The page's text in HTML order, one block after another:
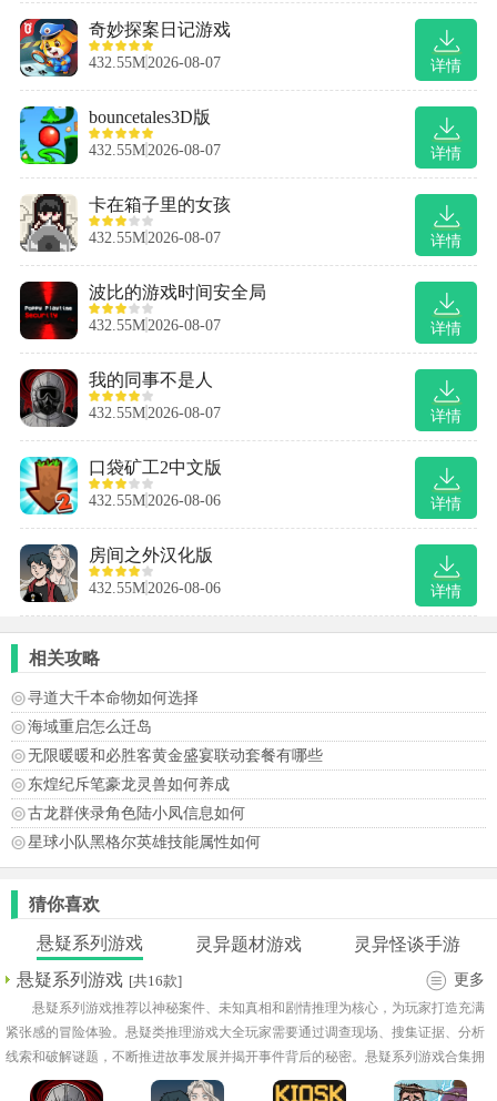
详情
奇妙探案日记游戏
432.55M 2026-08-07
详情
bouncetales3D版
432.55M 2026-08-07
详情
卡在箱子里的女孩
432.55M 2026-08-07
详情
波比的游戏时间安全局
432.55M 2026-08-07
详情
我的同事不是人
432.55M 2026-08-07
详情
口袋矿工2中文版
432.55M 2026-08-06
详情
房间之外汉化版
432.55M 2026-08-06
相关攻略
寻道大千本命物如何选择
海域重启怎么迁岛
无限暖暖和必胜客黄金盛宴联动套餐有哪些
东煌纪斥笔豪龙灵兽如何养成
古龙群侠录角色陆小凤信息如何
星球小队黑格尔英雄技能属性如何
猜你喜欢
悬疑系列游戏 灵异题材游戏
灵异怪谈手游
悬疑系列游戏 [共16款] 更多
悬疑系列游戏推荐以神秘案件、未知真相和剧情推理为核心，为玩家打造充满
紧张感的冒险体验。悬疑类推理游戏大全玩家需要通过调查现场、搜集证据、分析
线索和破解谜题，不断推进故事发展并揭开事件背后的秘密。悬疑系列游戏合集拥
有丰富的剧情分支和多重结局，适合喜欢烧脑推理和沉浸式故事体验的玩家。